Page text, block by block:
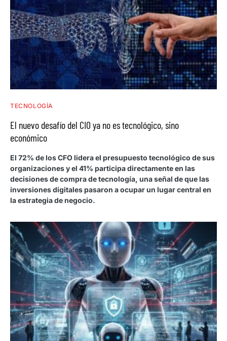
TECNOLOGÍA
El nuevo desafío del CIO ya no es tecnológico, sino
económico
El 72% de los CFO lidera el presupuesto tecnológico de sus
organizaciones y el 41% participa directamente en las
decisiones de compra de tecnología, una señal de que las
inversiones digitales pasaron a ocupar un lugar central en
la estrategia de negocio.